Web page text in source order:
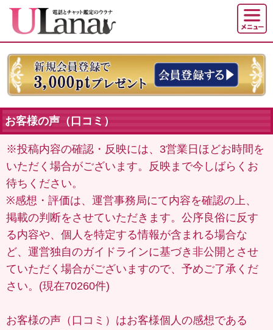
お客様の声（口コミ）
※投稿内容の確認・反映には、3営業日ほどお時間を
いただく場合がございます。反映まで今しばらくお
待ちください。
※感想・評価は、運営事務局にて内容を確認の上、
掲載の判断をさせていただきます。公序良俗に反す
る内容や、個人を特定する情報が含まれる場合な
ど、運営独自のガイドラインに基づき非公開とさせ
ていただく場合がございますので、予めご了承くだ
さい。(現在70260件)
お客様の声（口コミ）はお客様個人の感想である